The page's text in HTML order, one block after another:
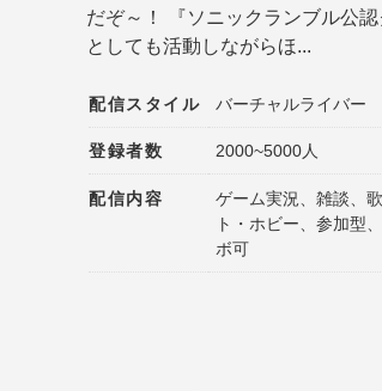
だぞ～！ 『ソニックランブル公認
としても活動しながらほ...
配信スタイル バーチャルライバー
登録者数 2000~5000人
配信内容
ゲーム実況、雑談、
ト・ホビー、参加型
ボ可